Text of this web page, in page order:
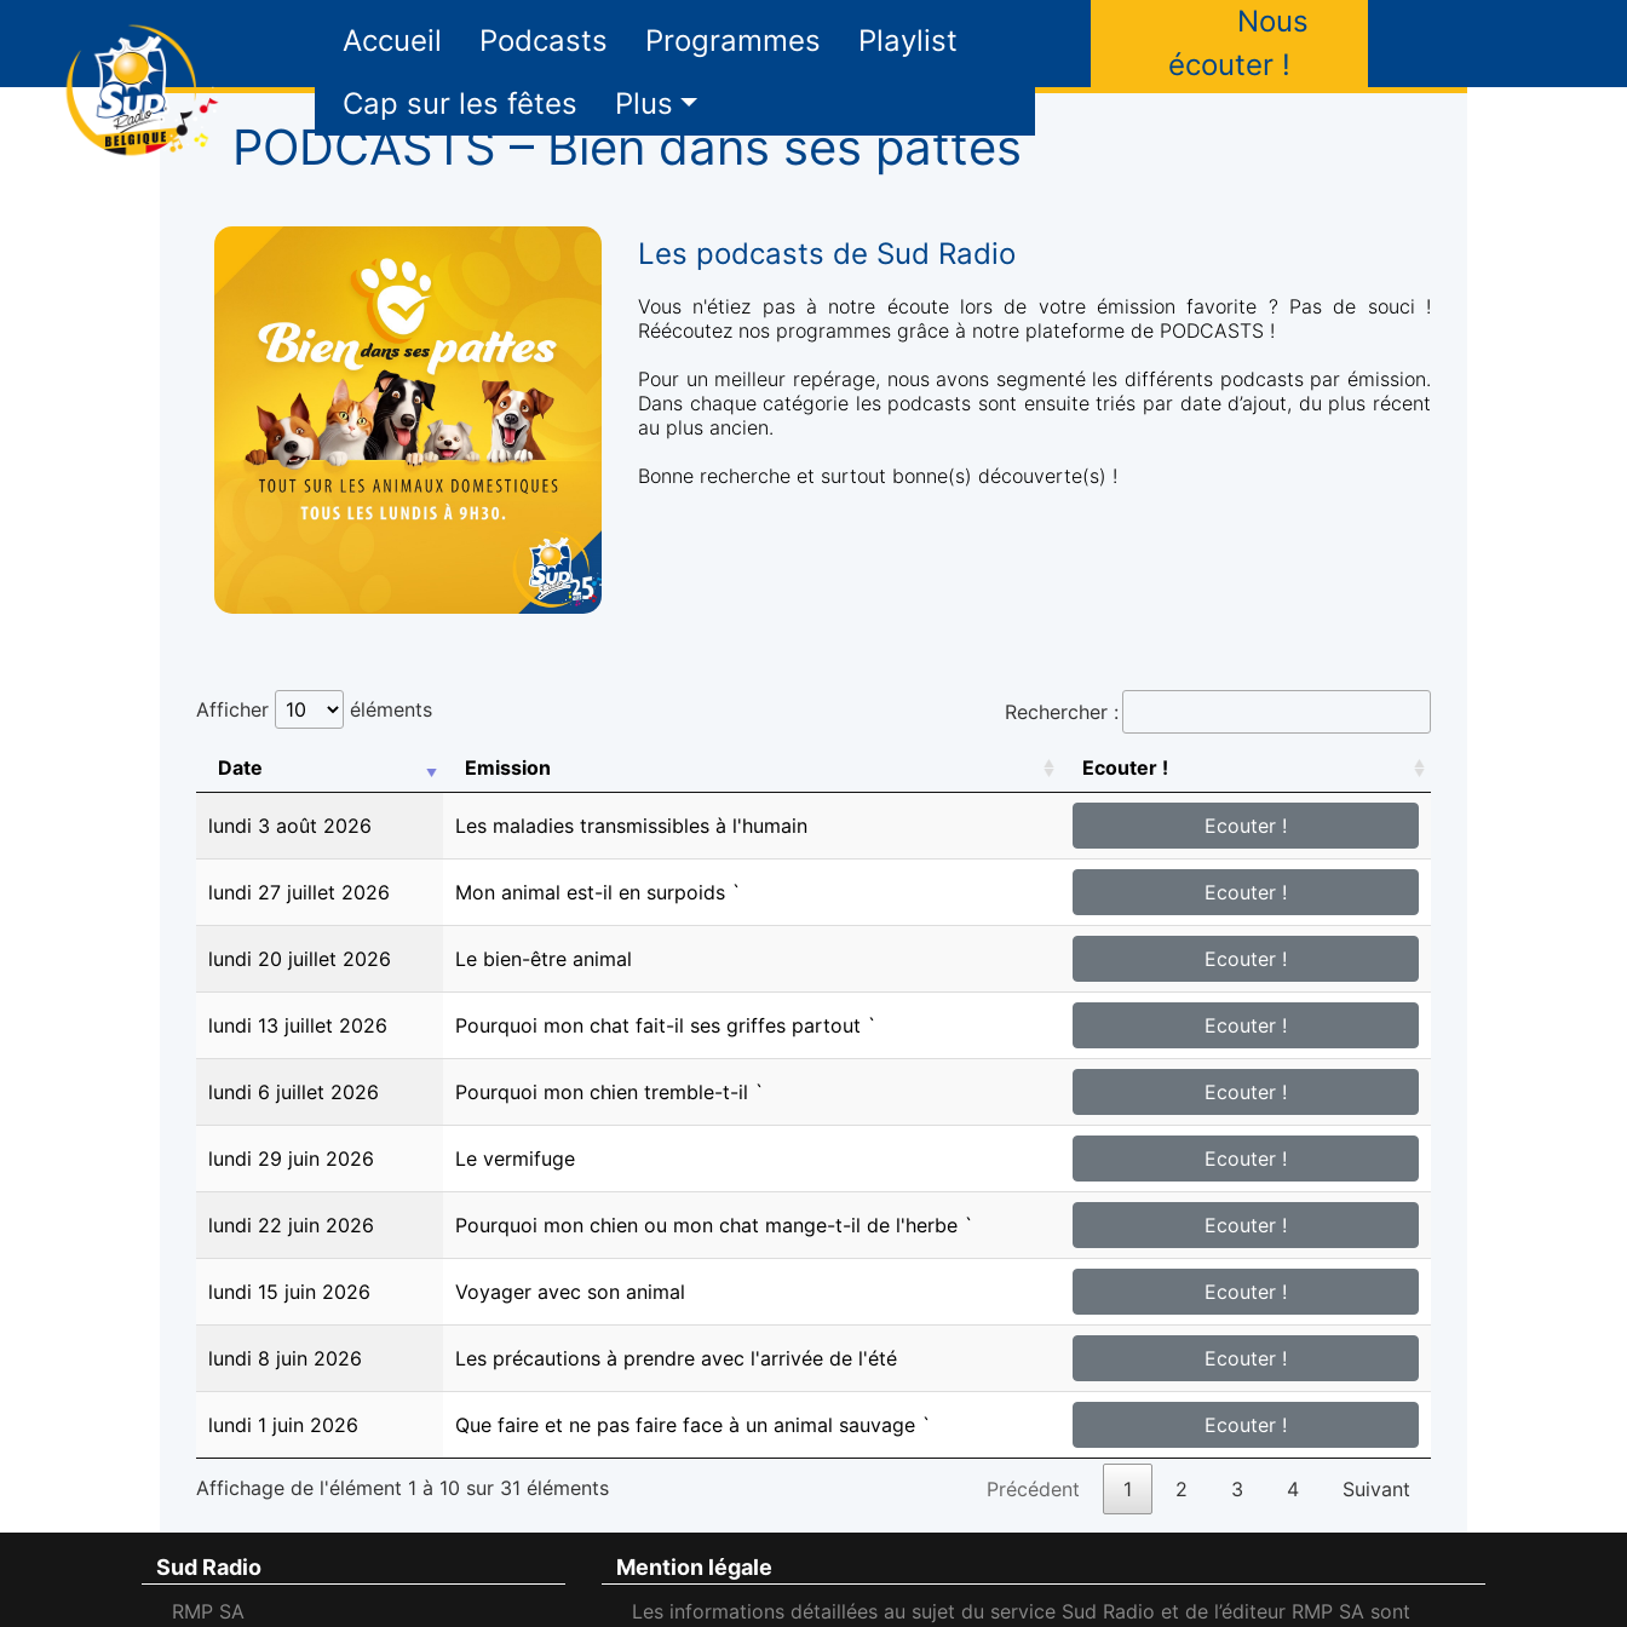
Accueil Podcasts Programmes
Playlist
Cap sur les fêtes
Plus
Nous
écouter !
PODCASTS – Bien dans ses pattes
Les podcasts de Sud Radio
Vous n'étiez pas à notre écoute lors de votre émission favorite ? Pas de souci !
Réécoutez nos programmes grâce à notre plateforme de PODCASTS !
Pour un meilleur repérage, nous avons segmenté les différents podcasts par émission.
Dans chaque catégorie les podcasts sont ensuite triés par date d’ajout, du plus récent
au plus ancien.
Bonne recherche et surtout bonne(s) découverte(s) !
Afficher éléments Rechercher :
Date Emission Ecouter !
lundi 3 août 2026 Les maladies transmissibles à l'humain Ecouter !
lundi 27 juillet 2026 Mon animal est-il en surpoids ` Ecouter !
lundi 20 juillet 2026 Le bien-être animal Ecouter !
lundi 13 juillet 2026 Pourquoi mon chat fait-il ses griffes partout ` Ecouter !
lundi 6 juillet 2026 Pourquoi mon chien tremble-t-il ` Ecouter !
lundi 29 juin 2026 Le vermifuge Ecouter !
lundi 22 juin 2026 Pourquoi mon chien ou mon chat mange-t-il de l'herbe ` Ecouter !
lundi 15 juin 2026 Voyager avec son animal Ecouter !
lundi 8 juin 2026 Les précautions à prendre avec l'arrivée de l'été Ecouter !
lundi 1 juin 2026 Que faire et ne pas faire face à un animal sauvage ` Ecouter !
Affichage de l'élément 1 à 10 sur 31 éléments Précédent 1 2 3 4 Suivant
Sud Radio
RMP SA
Mention légale
Les informations détaillées au sujet du service Sud Radio et de l’éditeur RMP SA sont